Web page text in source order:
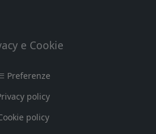
e Cookie
Preferenze
policy
policy